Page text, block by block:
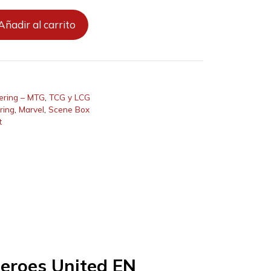
al carrito
– MTG TCG y LCG
Marvel Scene Box
United EN